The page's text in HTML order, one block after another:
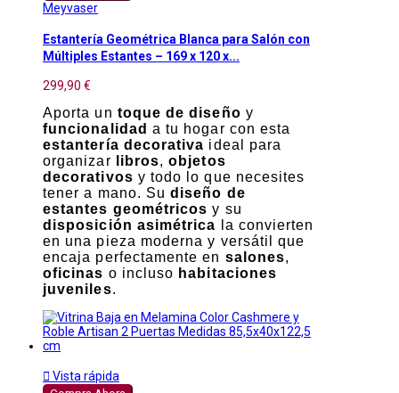
Meyvaser
Estantería Geométrica Blanca para Salón con
Múltiples Estantes – 169 x 120 x...
299,90 €
Aporta un toque de diseño y
funcionalidad a tu hogar con esta
estantería decorativa ideal para
organizar
libros,objetos
decorativos y todo lo que necesites
tener a mano. Sudiseño de
estantes geométricos y su
disposición asimétrica la convierten
en una pieza moderna y versátil que
encaja perfectamente en salones,
oficinas o incluso habitaciones
juveniles.
 Vista rápida